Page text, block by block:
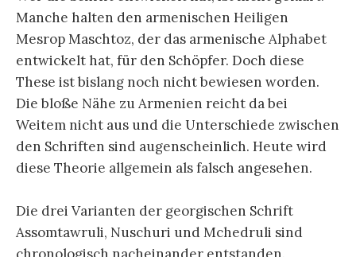
Manche halten den armenischen Heiligen
Mesrop Maschtoz, der das armenische Alphabet
entwickelt hat, für den Schöpfer. Doch diese
These ist bislang noch nicht bewiesen worden.
Die bloße Nähe zu Armenien reicht da bei
Weitem nicht aus und die Unterschiede zwischen
den Schriften sind augenscheinlich. Heute wird
diese Theorie allgemein als falsch angesehen.
Die drei Varianten der georgischen Schrift
Assomtawruli, Nuschuri und Mchedruli sind